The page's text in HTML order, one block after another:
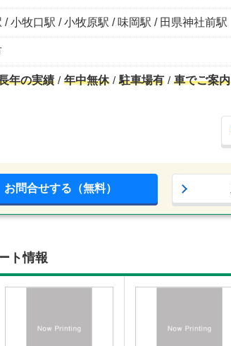
/ 小牧口駅 / 小牧原駅 / 味岡駅 / 田県神社前駅
年の実績 年中無休 駐車場有 車でご案内
お問合せする（無料）
ト情報